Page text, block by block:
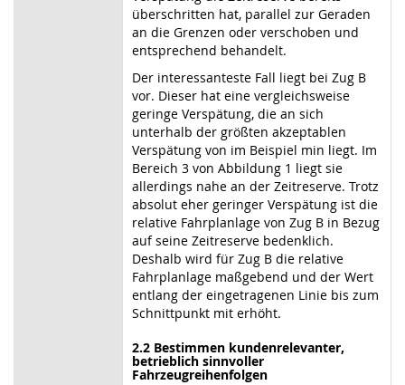
überschritten hat, parallel zur Geraden
an die Grenzen oder verschoben und
entsprechend behandelt.
Der interessanteste Fall liegt bei Zug B
vor. Dieser hat eine vergleichsweise
geringe Verspätung, die an sich
unterhalb der größten akzeptablen
Verspätung von im Beispiel min liegt. Im
Bereich 3 von Abbildung 1 liegt sie
allerdings nahe an der Zeitreserve. Trotz
absolut eher geringer Verspätung ist die
relative Fahrplanlage von Zug B in Bezug
auf seine Zeitreserve bedenklich.
Deshalb wird für Zug B die relative
Fahrplanlage maßgebend und der Wert
entlang der eingetragenen Linie bis zum
Schnittpunkt mit erhöht.
2.2 Bestimmen kundenrelevanter,
betrieblich sinnvoller
Fahrzeugreihenfolgen